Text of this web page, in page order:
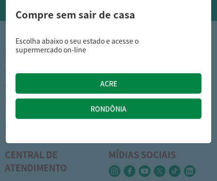
INSTITUCIONAL
Nossas lojas
Cartão Arasuper
Leve mais
Trabalhe Conosco
Como comprar
Opções de entrega
Privacidade
Trocas e devoluções
CENTRAL DE
ATENDIMENTO
MÍDIAS SOCIAIS
Compre sem sair de casa
Escolha abaixo o seu estado e acesse o
supermercado on-line